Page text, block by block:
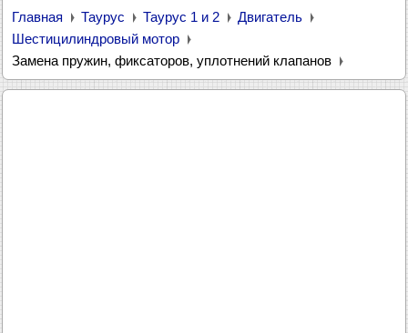
Главная Таурус Таурус 1 и 2
Двигатель
Шестицилиндровый мотор
Замена пружин, фиксаторов, уплотнений клапанов